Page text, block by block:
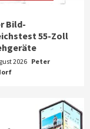
Bild-
55-Zoll
2026 Peter